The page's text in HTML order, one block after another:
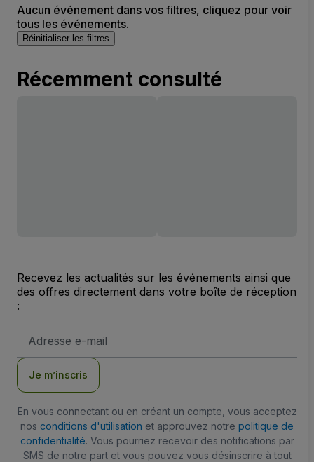
Aucun événement dans vos filtres, cliquez pour voir
tous les événements.
Réinitialiser les filtres
Récemment consulté
Recevez les actualités sur les événements ainsi que
des offres directement dans votre boîte de réception
:
e-
Je m’inscris
En vous connectant ou en créant un compte, vous acceptez
nos conditions d'utilisation et approuvez notre politique de
confidentialité. Vous pourriez recevoir des notifications par
SMS de notre part et vous pouvez vous désinscrire à tout